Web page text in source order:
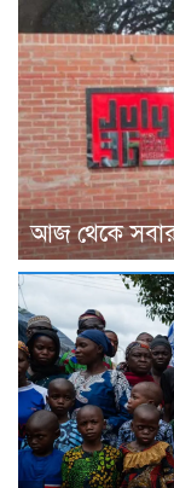
আজ থেকে